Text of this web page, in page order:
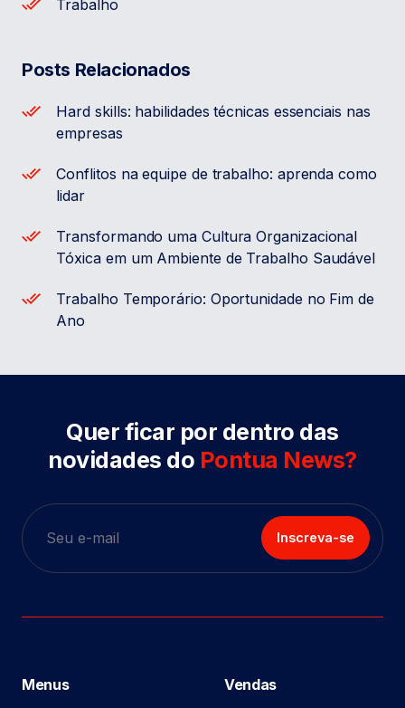
Trabalho
Posts Relacionados
Hard skills: habilidades técnicas essenciais nas
empresas
Conflitos na equipe de trabalho: aprenda como
lidar
Transformando uma Cultura Organizacional
Tóxica em um Ambiente de Trabalho Saudável
Trabalho Temporário: Oportunidade no Fim de
Ano
Quer ficar por dentro das
novidades do Pontua News?
Inscreva-se
Menus Vendas